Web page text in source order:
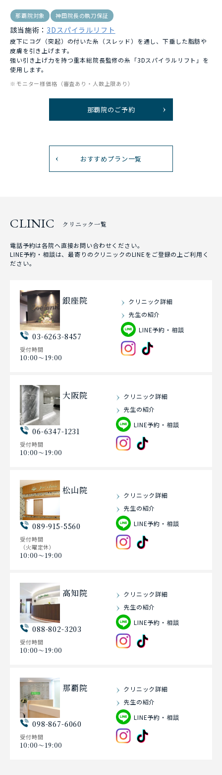
那覇院対象 神田院長の執刀保証
該当施術： 3Dスパイラルリフト
皮下にコグ（突起）の付いた糸（スレッド）を通し、下垂した脂肪や
皮膚を引き上げます。
強い引き上げ力を持つ重本総院長監修の糸「3Dスパイラルリフト」を
使用します。
モニター様価格（審査あり・人数上限あり）
那覇院のご予約
おすすめプラン一覧
CLINIC クリニック一覧
電話予約は各院へ直接お問い合わせください。
LINE予約・相談は、最寄りのクリニックのLINEをご登録の上ご利用く
ださい。
銀座院
03-6263-8457
受付時間
10:00〜19:00
クリニック詳細
先生の紹介
LINE予約・相談
大阪院
06-6347-1231
受付時間
10:00〜19:00
クリニック詳細
先生の紹介
LINE予約・相談
松山院
089-915-5560
受付時間
（火曜定休）
10:00〜19:00
クリニック詳細
先生の紹介
LINE予約・相談
高知院
088-802-3203
受付時間
10:00〜19:00
クリニック詳細
先生の紹介
LINE予約・相談
那覇院
098-867-6060
受付時間
10:00〜19:00
クリニック詳細
先生の紹介
LINE予約・相談